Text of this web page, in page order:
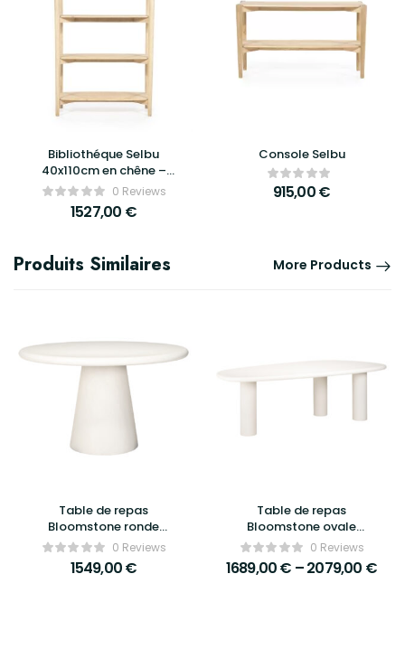
Bibliothéque Selbu
40x110cm en chêne –
Eleonora0 Reviews
1527,00 €
Console Selbu
915,00€
Produits Similaires More Products
Table de repas
Bloomstone ronde
Ø130cm blanche –
Richmond Interiors
0 Reviews
1549,00€
Table de repas
Bloomstone ovale
blanche – Richmond
Interiors
0 Reviews
1689,00€ –2079,00 €